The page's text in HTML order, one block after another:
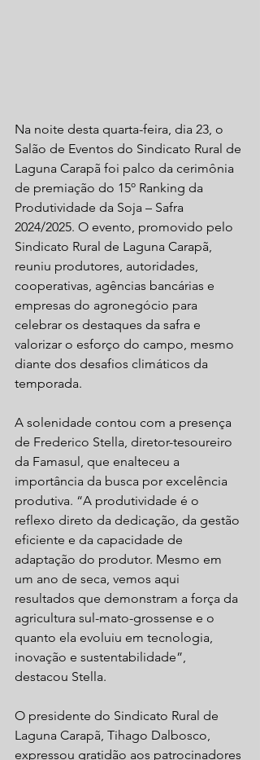
Na noite desta quarta-feira, dia 23, o
Salão de Eventos do Sindicato Rural de
Laguna Carapã foi palco da cerimônia
de premiação do 15º Ranking da
Produtividade da Soja – Safra
2024/2025. O evento, promovido pelo
Sindicato Rural de Laguna Carapã,
reuniu produtores, autoridades,
cooperativas, agências bancárias e
empresas do agronegócio para
celebrar os destaques da safra e
valorizar o esforço do campo, mesmo
diante dos desafios climáticos da
temporada.
A solenidade contou com a presença
de Frederico Stella, diretor-tesoureiro
da Famasul, que enalteceu a
importância da busca por excelência
produtiva. “A produtividade é o
reflexo direto da dedicação, da gestão
eficiente e da capacidade de
adaptação do produtor. Mesmo em
um ano de seca, vemos aqui
resultados que demonstram a força da
agricultura sul-mato-grossense e o
quanto ela evoluiu em tecnologia,
inovação e sustentabilidade”,
destacou Stella.
O presidente do Sindicato Rural de
Laguna Carapã, Tihago Dalbosco,
expressou gratidão aos patrocinadores